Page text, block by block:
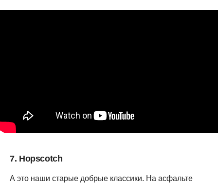
7. Hopscotch
А это наши старые добрые классики. На асфальте